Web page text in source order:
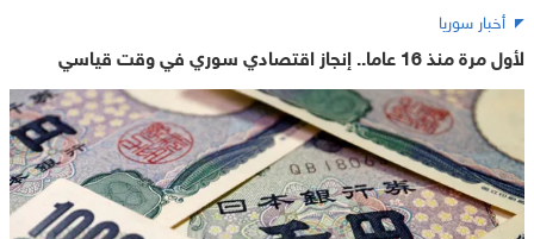
أخبار سوريا
لأول مرة منذ 16 عاما.. إنجاز اقتصادي سوري في وقت قياسي